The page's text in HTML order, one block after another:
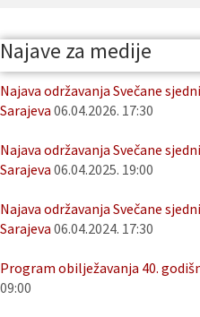
Najave za medije
Najava održavanja Svečane
Sarajeva 06.04.2026. 17:30
Najava održavanja Svečane
Sarajeva 06.04.2025. 19:00
Najava održavanja Svečane
Sarajeva 06.04.2024. 17:30
Program obilježavanja 40.
09:00